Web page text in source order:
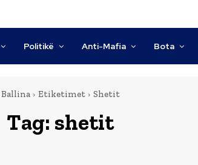
Politikë Anti-Mafia Bota
Ballina Etiketimet Shetit
Tag: shetit